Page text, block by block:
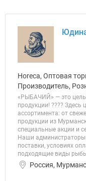
Horeca, Оптовая
Производитель,
«РЫБАЧИЙ» — это
продукции! ???? Здесь
ассортимента: от
продукции из
специальные акции и
Наши администраторы
поставки, условиях
подходящие виды
Россия,